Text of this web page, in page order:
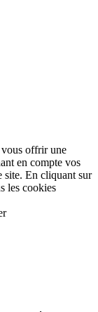
vous offrir une
en compte vos
site. En cliquant sur
les cookies